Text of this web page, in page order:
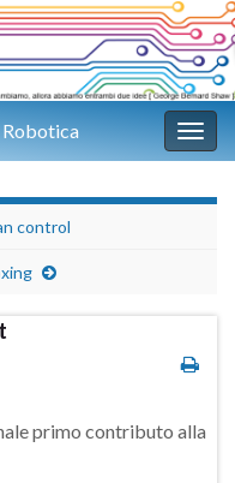
control
primo contributo alla